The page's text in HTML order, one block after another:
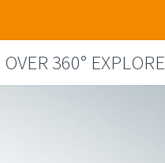
OVER 360° EXPLORE